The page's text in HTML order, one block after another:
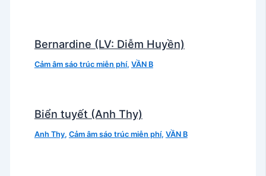
Bernardine (LV: Diễm Huyền)
Cảm âm sáo trúc miễn phí, VẦN B
Biển tuyết (Anh Thy)
Anh Thy, Cảm âm sáo trúc miễn phí, VẦN B